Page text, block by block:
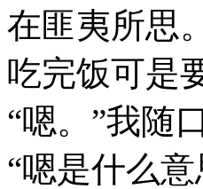
在匪夷所思
吃完饭可是
“嗯。”我随
“嗯是什么意